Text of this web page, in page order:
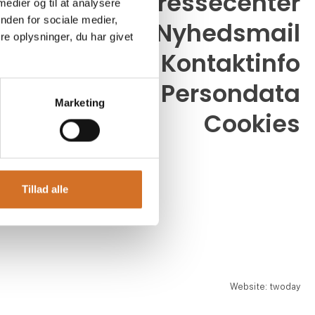
og til at analysere
for sociale medier,
oplysninger, du har givet
Marketing
Tillad alle
- 17.00
én time
Nyhedsmail
Kontaktinfo
Persondata
Cookies
Website: twoday